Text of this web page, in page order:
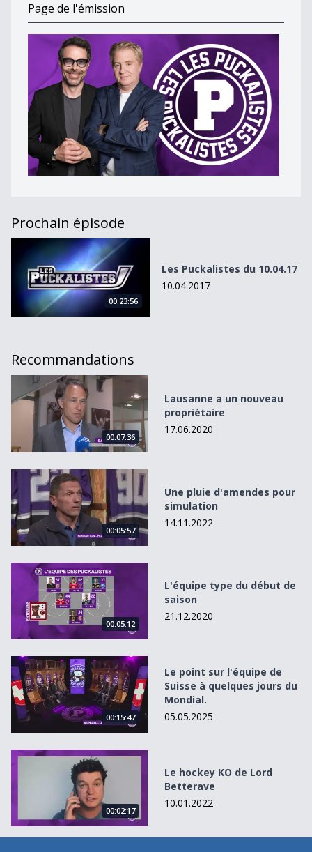
Page de l'émission
Prochain épisode
Les Puckalistes du 10.04.17
00:23:56
Les Puckalistes du 10.04.17
10.04.2017
Recommandations
Lausanne a un nouveau propriétaire
00:07:36
Lausanne a un nouveau
propriétaire
17.06.2020
Une pluie d&#039;amendes pour simulation
00:05:57
Une pluie d'amendes pour
simulation
14.11.2022
L&#039;équipe type du début de saison
00:05:12
L'équipe type du début de
saison
21.12.2020
Le point sur l&#039;équipe de Suisse à quelques jours
00:15:47
Le point sur l'équipe de
Suisse à quelques jours du
Mondial.
05.05.2025
Le hockey KO de Lord Betterave
00:02:17
Le hockey KO de Lord
Betterave
10.01.2022